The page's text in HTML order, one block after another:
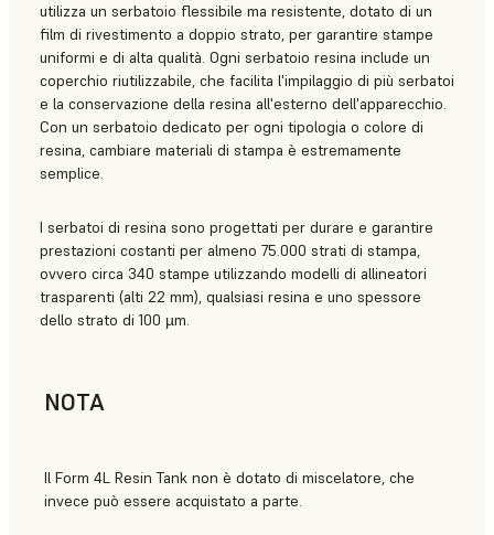
utilizza un serbatoio flessibile ma resistente, dotato di un
film di rivestimento a doppio strato, per garantire stampe
uniformi e di alta qualità. Ogni serbatoio resina include un
coperchio riutilizzabile, che facilita l'impilaggio di più serbatoi
e la conservazione della resina all'esterno dell'apparecchio.
Con un serbatoio dedicato per ogni tipologia o colore di
resina, cambiare materiali di stampa è estremamente
semplice.
I serbatoi di resina sono progettati per durare e garantire
prestazioni costanti per almeno 75.000 strati di stampa,
ovvero circa 340 stampe utilizzando modelli di allineatori
trasparenti (alti 22 mm), qualsiasi resina e uno spessore
dello strato di 100 µm.
NOTA
Il Form 4L Resin Tank non è dotato di miscelatore, che
invece può essere acquistato a parte.